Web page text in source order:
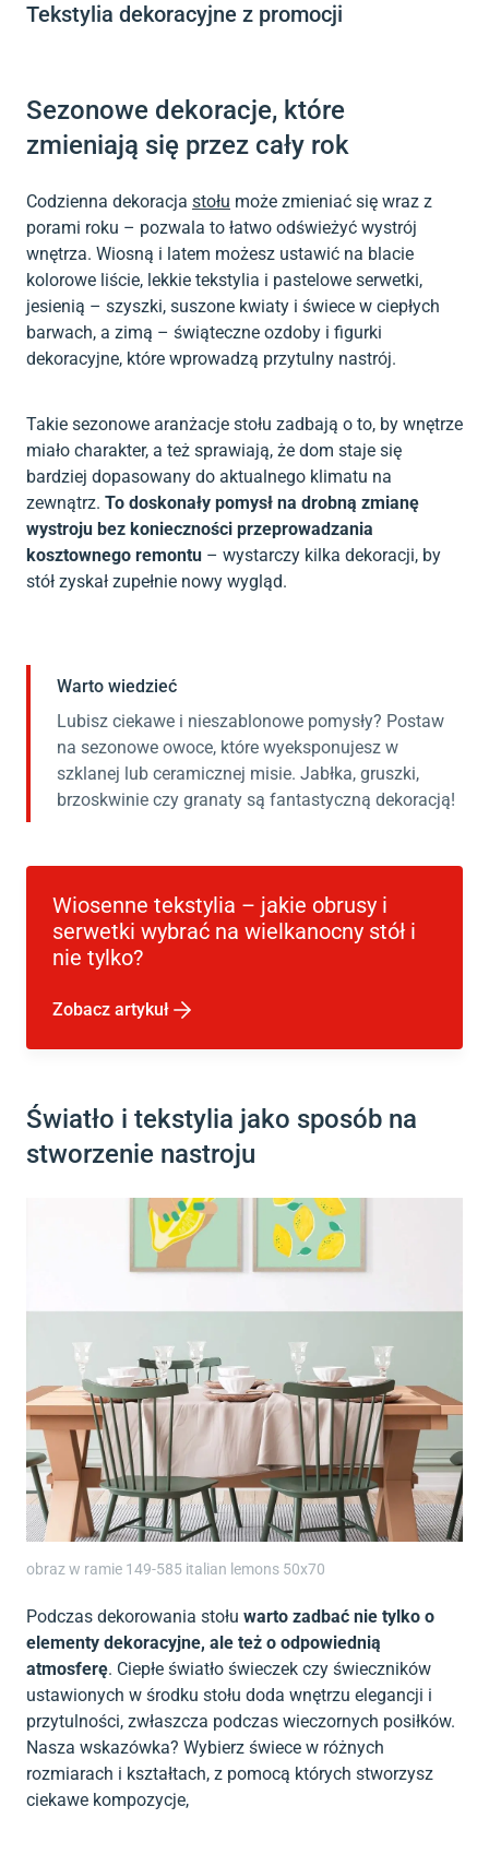
Tekstylia dekoracyjne z promocji
Sezonowe dekoracje, które
zmieniają się przez cały rok
Codzienna dekoracja stołu może zmieniać się wraz z
porami roku – pozwala to łatwo odświeżyć wystrój
wnętrza. Wiosną i latem możesz ustawić na blacie
kolorowe liście, lekkie tekstylia i pastelowe serwetki,
jesienią – szyszki, suszone kwiaty i świece w ciepłych
barwach, a zimą – świąteczne ozdoby i figurki
dekoracyjne, które wprowadzą przytulny nastrój.
Takie sezonowe aranżacje stołu zadbają o to, by wnętrze
miało charakter, a też sprawiają, że dom staje się
bardziej dopasowany do aktualnego klimatu na
zewnątrz. To doskonały pomysł na drobną zmianę
wystroju bez konieczności przeprowadzania
kosztownego remontu – wystarczy kilka dekoracji, by
stół zyskał zupełnie nowy wygląd.
Warto wiedzieć
Lubisz ciekawe i nieszablonowe pomysły? Postaw
na sezonowe owoce, które wyeksponujesz w
szklanej lub ceramicznej misie. Jabłka, gruszki,
brzoskwinie czy granaty są fantastyczną dekoracją!
Wiosenne tekstylia – jakie obrusy i
serwetki wybrać na wielkanocny stół i
nie tylko?
Zobacz artykuł
Światło i tekstylia jako sposób na
stworzenie nastroju
obraz w ramie 149-585 italian lemons 50x70
Podczas dekorowania stołu warto zadbać nie tylko o
elementy dekoracyjne, ale też o odpowiednią
atmosferę. Ciepłe światło świeczek czy świeczników
ustawionych w środku stołu doda wnętrzu elegancji i
przytulności, zwłaszcza podczas wieczornych posiłków.
Nasza wskazówka? Wybierz świece w różnych
rozmiarach i kształtach, z pomocą których stworzysz
ciekawe kompozycje,